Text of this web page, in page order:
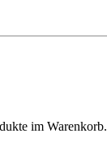
im Warenkorb.